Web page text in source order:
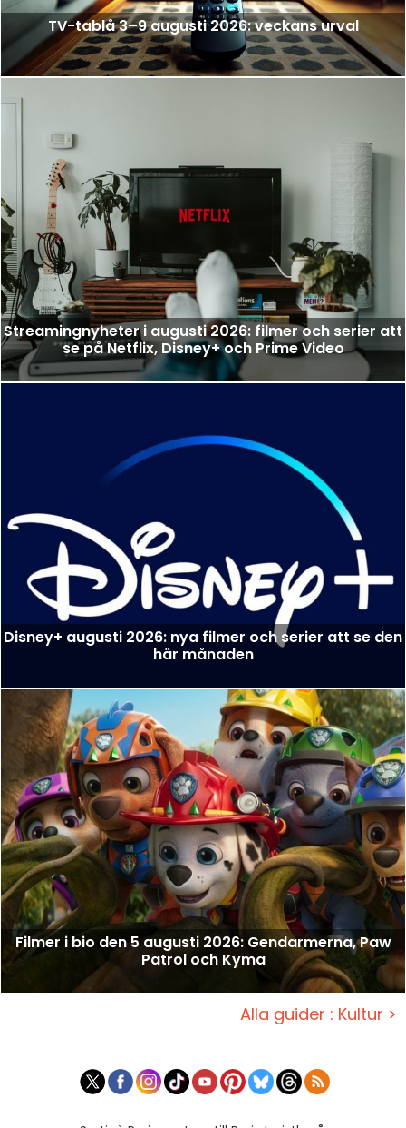
TV-tablå 3–9 augusti 2026: veckans urval
Streamingnyheter i augusti 2026: filmer och serier att
se på Netflix, Disney+ och Prime Video
Disney+ augusti 2026: nya filmer och serier att se den
här månaden
Filmer i bio den 5 augusti 2026: Gendarmerna, Paw
Patrol och Kyma
Alla guider : Kultur >